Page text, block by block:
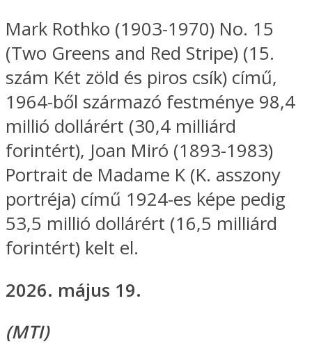
Mark Rothko (1903-1970) No. 15
(Two Greens and Red Stripe) (15.
szám Két zöld és piros csík) című,
1964-ből származó festménye 98,4
millió dollárért (30,4 milliárd
forintért), Joan Miró (1893-1983)
Portrait de Madame K (K. asszony
portréja) című 1924-es képe pedig
53,5 millió dollárért (16,5 milliárd
forintért) kelt el.
2026. május 19.
(MTI)